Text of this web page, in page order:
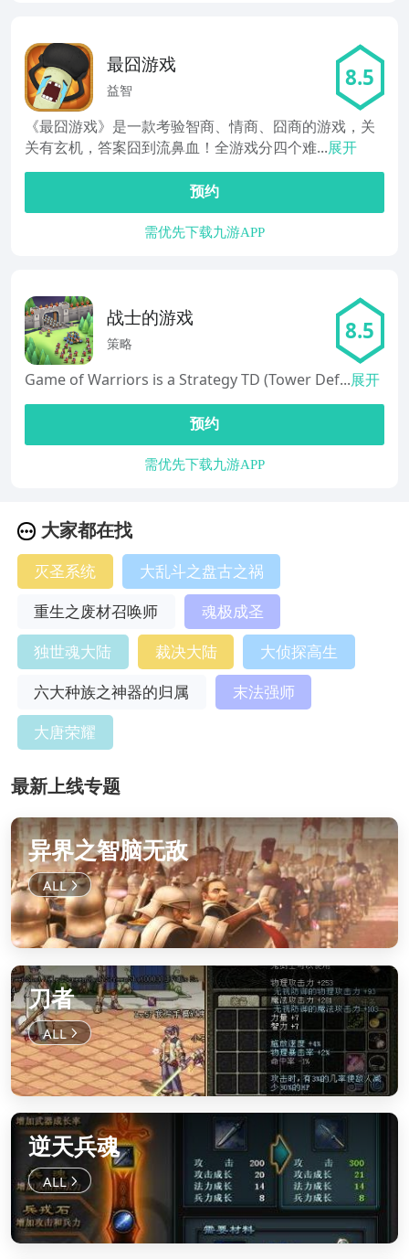
最囧游戏
益智 8.5
《最囧游戏》是一款考验智商、情商、囧商的游戏，关
关有玄机，答案囧到流鼻血！全游戏分四个难...展开
预约
需优先下载九游APP
战士的游戏
策略 8.5
Game of Warriors is a Strategy TD (Tower Def...展开
预约
需优先下载九游APP
大家都在找
灭圣系统
大乱斗之盘古之祸
重生之废材召唤师
魂极成圣
独世魂大陆
裁决大陆
大侦探高生
六大种族之神器的归属
末法强师
大唐荣耀
最新上线专题
异界之智脑无敌
刀者
逆天兵魂